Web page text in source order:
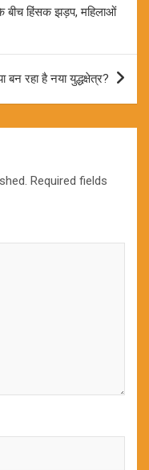
बीच हिंसक झड़प, महिलाओं
बन रहा है नया युद्धक्षेत्र?
Required fields